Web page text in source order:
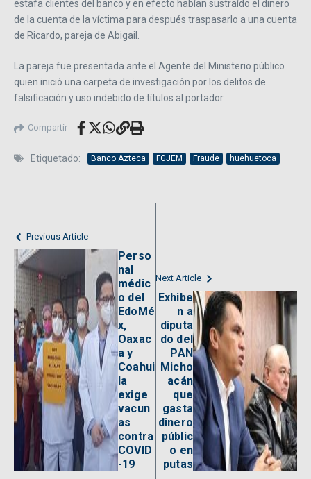
estafa clientes del banco y en efecto habían sustraído el dinero
de la cuenta de la víctima para después traspasarlo a una cuenta
de Ricardo, pareja de Abigail.
La pareja fue presentada ante el Agente del Ministerio público
quien inició una carpeta de investigación por los delitos de
falsificación y uso indebido de títulos al portador.
Compartir
Etiquetado: Banco Azteca FGJEM Fraude huehuetoca
Previous Article
Perso
nal
médic
o del
EdoMé
x,
Oaxac
a y
Coahui
la
exige
vacun
as
contra
COVID
-19
Next Article
Exhibe
n a
diputa
do del
PAN
Micho
acán
que
gasta
dinero
públic
o en
putas